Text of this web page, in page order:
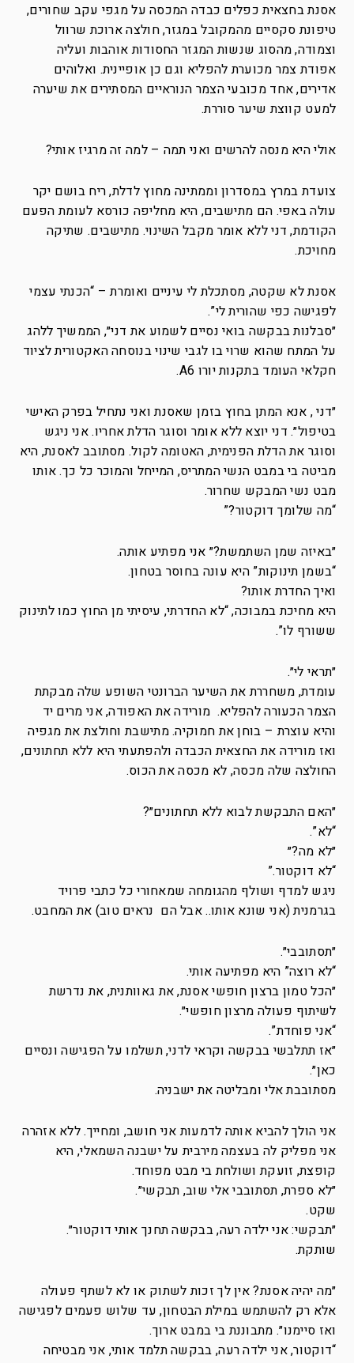
אסנת בחצאית כפלים כבדה המכסה על מגפי עקב שחורים,
טיפונת סקסיים מהמקובל במגזר, חולצה ארוכת שרוול
וצמודה, מהסוג שנשות המגזר החסודות אוהבות ועליה
אפודת צמר מכוערת להפליא וגם כן אופיינית. ואלוהים
אדירים, אחד מכובעי הצמר הנוראיים המסתירים את שיערה
למעט קווצת שיער סוררת.
אולי היא מנסה להרשים ואני תמה – למה זה מרגיז אותי?
צועדת במרץ במסדרון וממתינה מחוץ לדלת, ריח בושם יקר
עולה באפי. הם מתישבים, היא מחליפה כורסא לעומת הפעם
הקודמת, דני ללא אומר מקבל השינוי. מתישבים. שתיקה
מחויכת.
אסנת לא שקטה, מסתכלת לי עיניים ואומרת – “הכנתי עצמי
לפגישה כפי שהורית לי”.
״סבלנות בבקשה בואי נסיים לשמוע את דני״, הממשיך ללהג
על המתח שהוא שרוי בו לגבי שינוי בנוסחה האקטורית לציוד
חקלאי העומד בתקנות יורו A6.
״דני , אנא המתן בחוץ בזמן שאסנת ואני נתחיל בפרק האישי
בטיפול״. דני יוצא ללא אומר וסוגר הדלת אחריו. אני ניגש
וסוגר את הדלת הפנימית, האטומה לקול. מסתובב לאסנת, היא
מביטה בי במבט הנשי המתריס, המייחל והמוכר כל כך. אותו
מבט נשי המבקש שחרור.
“מה שלומך דוקטור?”
״באיזה שמן השתמשת?״ אני מפתיע אותה.
“בשמן תינוקות” היא עונה בחוסר בטחון.
ואיך החדרת אותו?
היא מחיכת במבוכה, “לא החדרתי, עיסיתי מן החוץ כמו לתינוק
ששורף לו”.
״תראי לי״.
עומדת, משחררת את השיער הברונטי השופע שלה מבקתת
הצמר הכעורה להפליא. מורידה את האפודה, אני מרים יד
והיא עוצרת – בוחן את חמוקיה. מתישבת וחולצת את מגפיה
ואז מורידה את החצאית הכבדה ולהפתעתי היא ללא תחתונים,
החולצה שלה מכסה, לא מכסה את הכוס.
״האם התבקשת לבוא ללא תחתונים״?
“לא”.
״לא מה?״
“לא דוקטור.”
ניגש למדף ושולף מהגומחה שמאחורי כל כתבי פרויד
בגרמנית (אני שונא אותו.. אבל הם נראים טוב) את המחבט.
״תסתובבי״.
“לא רוצה” היא מפתיעה אותי.
״הכל טמון ברצון חופשי אסנת, את גאוותנית, את נדרשת
לשיתוף פעולה מרצון חופשי״.
“אני פוחדת”.
״אז תתלבשי בבקשה וקראי לדני, תשלמו על הפגישה ונסיים
כאן״.
מסתובבת אלי ומבליטה את ישבניה.
אני הולך להביא אותה לדמעות אני חושב, ומחייך. ללא אזהרה
אני מפליק לה בעצמה מירבית על ישבנה השמאלי, היא
קופצת, זועקת ושולחת בי מבט מפוחד.
״לא ספרת, תסתובבי אלי שוב, תבקשי״.
שקט.
״תבקשי: אני ילדה רעה, בבקשה תחנך אותי דוקטור״.
שותקת.
״מה יהיה אסנת? אין לך זכות לשתוק או לא לשתף פעולה
אלא רק להשתמש במילת הבטחון, עד שלוש פעמים לפגישה
ואז סיימנו״. מתבוננת בי במבט ארוך.
“דוקטור, אני ילדה רעה, בבקשה תלמד אותי, אני מבטיחה